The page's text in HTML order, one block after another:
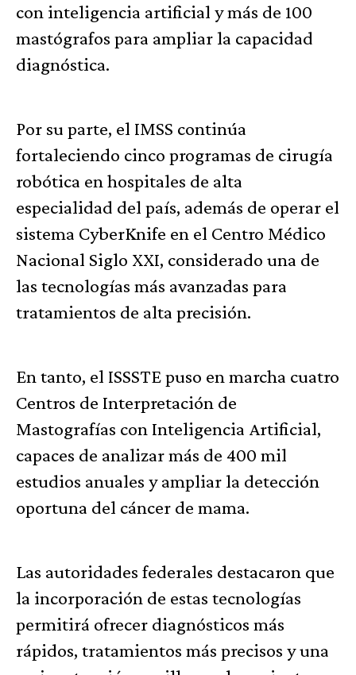
con inteligencia artificial y más de 100
mastógrafos para ampliar la capacidad
diagnóstica.
Por su parte, el IMSS continúa
fortaleciendo cinco programas de cirugía
robótica en hospitales de alta
especialidad del país, además de operar el
sistema CyberKnife en el Centro Médico
Nacional Siglo XXI, considerado una de
las tecnologías más avanzadas para
tratamientos de alta precisión.
En tanto, el ISSSTE puso en marcha cuatro
Centros de Interpretación de
Mastografías con Inteligencia Artificial,
capaces de analizar más de 400 mil
estudios anuales y ampliar la detección
oportuna del cáncer de mama.
Las autoridades federales destacaron que
la incorporación de estas tecnologías
permitirá ofrecer diagnósticos más
rápidos, tratamientos más precisos y una